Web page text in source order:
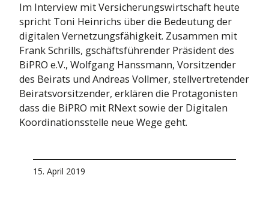
Im Interview mit Versicherungswirtschaft heute
spricht Toni Heinrichs über die Bedeutung der
digitalen Vernetzungsfähigkeit. Zusammen mit
Frank Schrills, gschäftsführender Präsident des
BiPRO e.V., Wolfgang Hanssmann, Vorsitzender
des Beirats und Andreas Vollmer, stellvertretender
Beiratsvorsitzender, erklären die Protagonisten
dass die BiPRO mit RNext sowie der Digitalen
Koordinationsstelle neue Wege geht.
15. April 2019